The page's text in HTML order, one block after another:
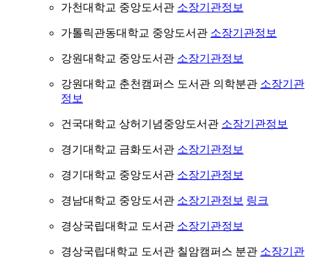
가천대학교 중앙도서관 소장기관정보
가톨릭관동대학교 중앙도서관 소장기관정보
강원대학교 중앙도서관 소장기관정보
강원대학교 춘천캠퍼스 도서관 의학분관 소장기관
정보
건국대학교 상허기념중앙도서관 소장기관정보
경기대학교 금화도서관 소장기관정보
경기대학교 중앙도서관 소장기관정보
경남대학교 중앙도서관 소장기관정보 링크
경상국립대학교 도서관 소장기관정보
경상국립대학교 도서관 칠암캠퍼스 분관 소장기관